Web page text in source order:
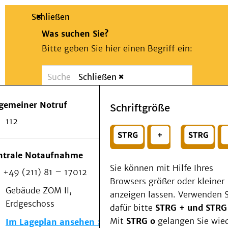
Suche
Schließen
Was suchen Sie?
Bitte geben Sie hier einen Begriff ein:
Suchen
Wählen Sie ein Thema für Ihren
Notfall
Schließen
Notruf
112
Notaufnahme
+49 (211) 81 – 17012
Gebäude ZOM II,
Erdgeschoss
Im Lageplan ansehen
Schriftgröße
Sie können mit Hilfe Ihres
Browsers größer oder kleiner
anzeigen lassen. Verwenden
dafür bitte STRG + und
Mit STRG o gelangen Sie
Patienten & Besucher
Als Patient am UKD
Beratung und Unterstützung
Veranstaltungen
Kommunikation im Medizinwesen (KIM)
Notfall
Forschung & Lehre
Medizinische Fakultät